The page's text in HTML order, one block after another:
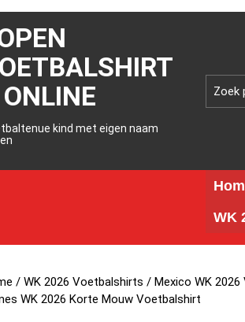
kind met eigen naam
WK
/WK 2026 Voetbalshirts /Mexico WK
WK 2026 Korte Mouw Voetbalshirt